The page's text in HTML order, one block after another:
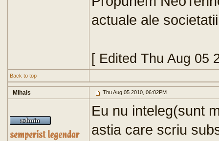
actuale ale
[ Edited Thu Aug 05
Back to top
Mihais Thu Aug 05 2010, 06:02PM
Eu nu inteleg(sunt
astia care scriu